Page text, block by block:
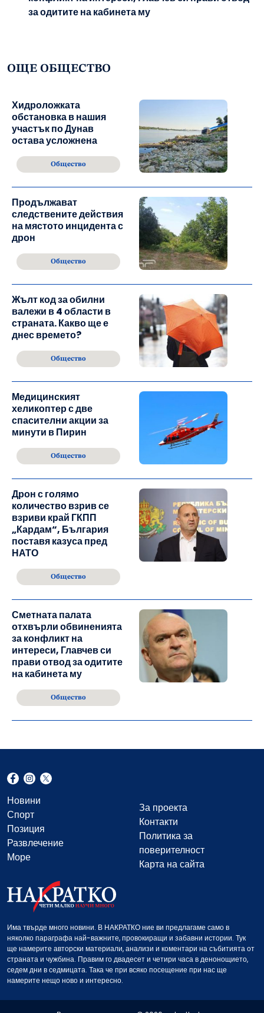
за одитите на кабинета му
ОЩЕ ОБЩЕСТВО
Хидроложката
обстановка в нашия
участък по Дунав
остава усложнена
Общество
Продължават
следствените действия
на мястото инцидента с
дрон
Общество
Жълт код за обилни
валежи в 4 области в
страната. Какво ще е
днес времето?
Общество
Медицинският
хеликоптер с две
спасителни акции за
минути в Пирин
Общество
Дрон с голямо
количество взрив се
взриви край ГКПП
„Кардам“, България
поставя казуса пред
НАТО
Общество
Сметната палата
отхвърли обвиненията
за конфликт на
интереси, Главчев си
прави отвод за одитите
на кабинета му
Общество
Новини
Спорт
Позиция
Развлечение
Море
За проекта
Контакти
Политика за
поверителност
Карта на сайта
Има твърде много новини. В НАКРАТКО ние ви предлагаме само в
няколко параграфа най-важните, провокиращи и забавни истории. Тук
ще намерите авторски материали, анализи и коментари на събитията от
страната и чужбина. Правим го двадесет и четири часа в денонощието,
седем дни в седмицата. Така че при всяко посещение при нас ще
намерите нещо ново и интересно.